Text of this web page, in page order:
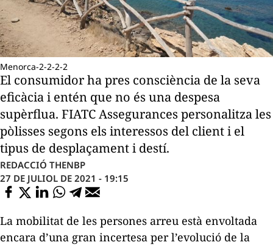
Menorca-2-2-2-2
El consumidor ha pres consciència de la seva
eficàcia i entén que no és una despesa
supèrflua. FIATC Assegurances personalitza les
pòlisses segons els interessos del client i el
tipus de desplaçament i destí.
REDACCIÓ THENBP
27 DE JULIOL DE 2021 - 19:15
La mobilitat de les persones arreu està envoltada
encara d’una gran incertesa per l’evolució de la